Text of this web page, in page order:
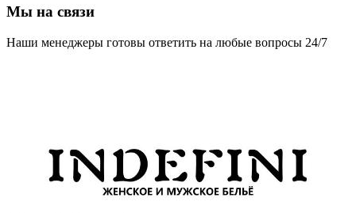
Мы на связи
Наши менеджеры готовы ответить на любые вопросы 24/7